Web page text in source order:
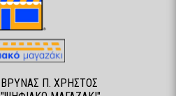
ΒΡΥΝΑΣ Π. ΧΡΗΣΤΟΣ